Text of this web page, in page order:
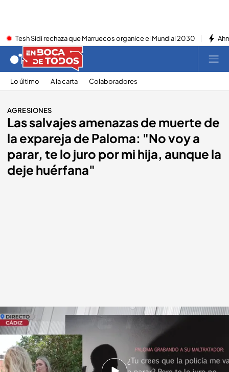
Tesh Sidi rechaza que Marruecos organice el Mundial 2030
Lo último A la carta Colaboradores
AGRESIONES
Las salvajes amenazas de muerte de
la expareja de Paloma: "No voy a
parar, te lo juro por mi hija, aunque la
deje huérfana"
Los audios grabados a la expareja de Paloma.cuatro.com
Miguel Barroso
29 MAY 2025 - 13:18h.